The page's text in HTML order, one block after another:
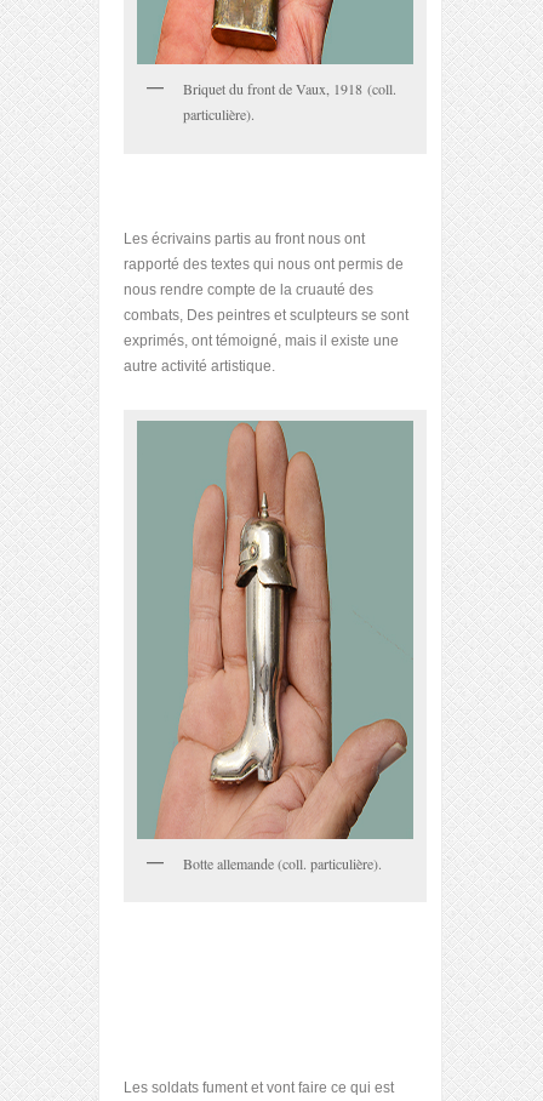
Briquet du front de Vaux, 1918 (coll.
particulière).
Les écrivains partis au front nous ont
rapporté des textes qui nous ont permis de
nous rendre compte de la cruauté des
combats, Des peintres et sculpteurs se sont
exprimés, ont témoigné, mais il existe une
autre activité artistique.
Botte allemande (coll. particulière).
Les soldats fument et vont faire ce qui est